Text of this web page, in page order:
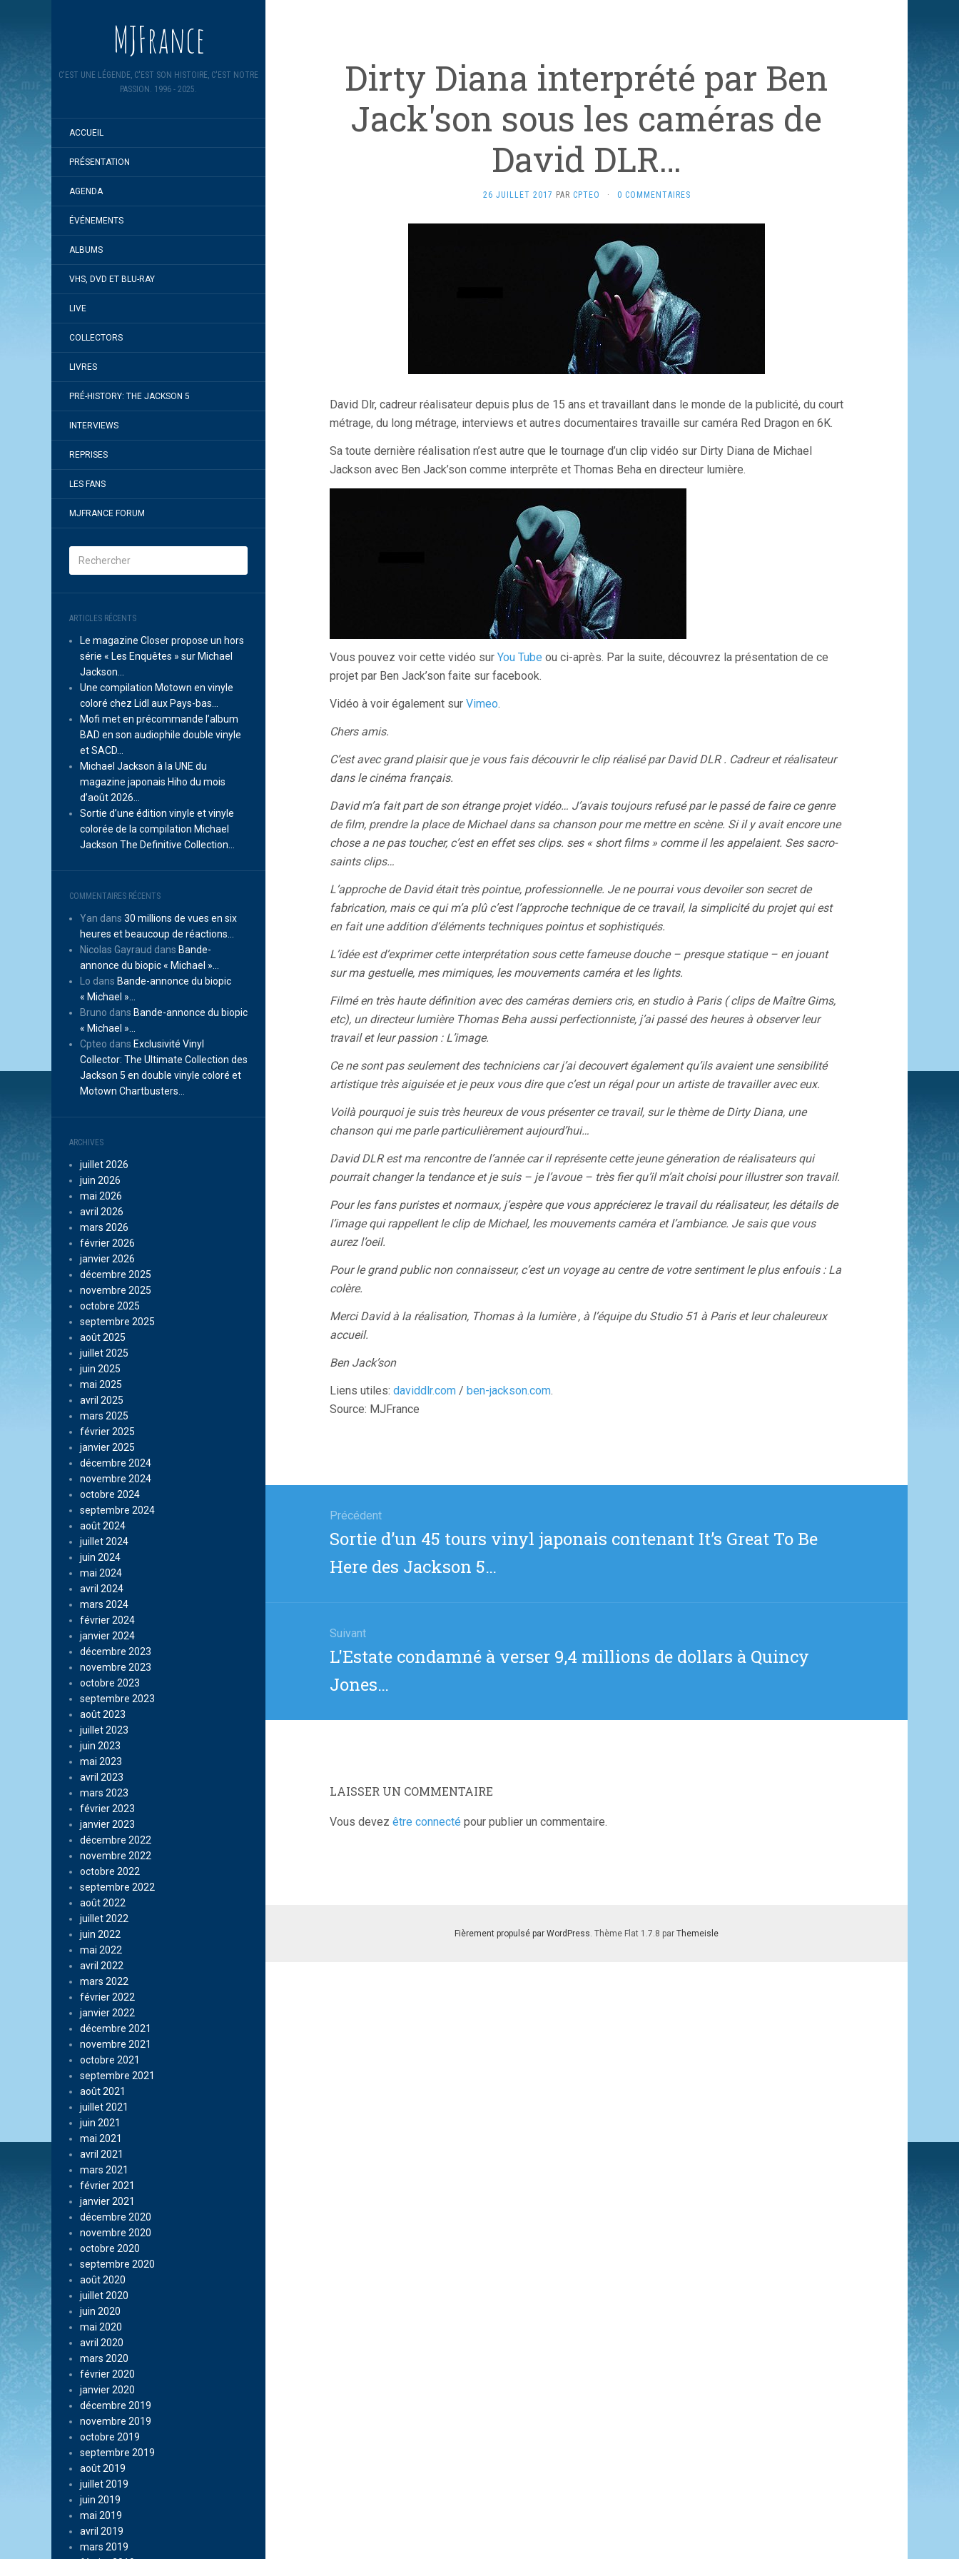
MJFrance
C'EST UNE LÉGENDE, C'EST SON HISTOIRE, C'EST NOTRE
PASSION. 1996 - 2025.
ACCUEIL
PRÉSENTATION
AGENDA
ÉVÉNEMENTS
ALBUMS
VHS, DVD ET BLU-RAY
LIVE
COLLECTORS
LIVRES
PRÉ-HISTORY: THE JACKSON 5
INTERVIEWS
REPRISES
LES FANS
MJFRANCE FORUM
ARTICLES RÉCENTS
Le magazine Closer propose un hors
série « Les Enquêtes » sur Michael
Jackson…
Une compilation Motown en vinyle
coloré chez Lidl aux Pays-bas…
Mofi met en précommande l’album
BAD en son audiophile double vinyle
et SACD…
Michael Jackson à la UNE du
magazine japonais Hiho du mois
d’août 2026…
Sortie d’une édition vinyle et vinyle
colorée de la compilation Michael
Jackson The Definitive Collection…
COMMENTAIRES RÉCENTS
Yan dans 30 millions de vues en six
heures et beaucoup de réactions…
Nicolas Gayraud dans Bande-
annonce du biopic « Michael »…
Lo dans Bande-annonce du biopic
« Michael »…
Bruno dans Bande-annonce du biopic
« Michael »…
Cpteo dans Exclusivité Vinyl
Collector: The Ultimate Collection des
Jackson 5 en double vinyle coloré et
Motown Chartbusters…
ARCHIVES
juillet 2026
juin 2026
mai 2026
avril 2026
mars 2026
février 2026
janvier 2026
décembre 2025
novembre 2025
octobre 2025
septembre 2025
août 2025
juillet 2025
juin 2025
mai 2025
avril 2025
mars 2025
février 2025
janvier 2025
décembre 2024
novembre 2024
octobre 2024
septembre 2024
août 2024
juillet 2024
juin 2024
mai 2024
avril 2024
mars 2024
février 2024
janvier 2024
décembre 2023
novembre 2023
octobre 2023
septembre 2023
août 2023
juillet 2023
juin 2023
mai 2023
avril 2023
mars 2023
février 2023
janvier 2023
décembre 2022
novembre 2022
octobre 2022
septembre 2022
août 2022
juillet 2022
juin 2022
mai 2022
avril 2022
mars 2022
février 2022
janvier 2022
décembre 2021
novembre 2021
octobre 2021
septembre 2021
août 2021
juillet 2021
juin 2021
mai 2021
avril 2021
mars 2021
février 2021
janvier 2021
décembre 2020
novembre 2020
octobre 2020
septembre 2020
août 2020
juillet 2020
juin 2020
mai 2020
avril 2020
mars 2020
février 2020
janvier 2020
décembre 2019
novembre 2019
octobre 2019
septembre 2019
août 2019
juillet 2019
juin 2019
mai 2019
avril 2019
mars 2019
Dirty Diana interprété par Ben
Jack'son sous les caméras de
David DLR…
26 JUILLET 2017 PAR CPTEO · 0 COMMENTAIRES
David Dlr, cadreur réalisateur depuis plus de 15 ans et travaillant dans le monde de la publicité, du court
métrage, du long métrage, interviews et autres documentaires travaille sur caméra Red Dragon en 6K.
Sa toute dernière réalisation n’est autre que le tournage d’un clip vidéo sur Dirty Diana de Michael
Jackson avec Ben Jack’son comme interprête et Thomas Beha en directeur lumière.
Vous pouvez voir cette vidéo sur You Tube ou ci-après. Par la suite, découvrez la présentation de ce
projet par Ben Jack’son faite sur facebook.
Vidéo à voir également sur Vimeo.
Chers amis.
C’est avec grand plaisir que je vous fais découvrir le clip réalisé par David DLR . Cadreur et réalisateur
dans le cinéma français.
David m’a fait part de son étrange projet vidéo… J’avais toujours refusé par le passé de faire ce genre
de film, prendre la place de Michael dans sa chanson pour me mettre en scène. Si il y avait encore une
chose a ne pas toucher, c’est en effet ses clips. ses « short films » comme il les appelaient. Ses sacro-
saints clips…
L’approche de David était très pointue, professionnelle. Je ne pourrai vous devoiler son secret de
fabrication, mais ce qui m’a plû c’est l’approche technique de ce travail, la simplicité du projet qui est
en fait une addition d’éléments techniques pointus et sophistiqués.
L’idée est d’exprimer cette interprétation sous cette fameuse douche – presque statique – en jouant
sur ma gestuelle, mes mimiques, les mouvements caméra et les lights.
Filmé en très haute définition avec des caméras derniers cris, en studio à Paris ( clips de Maître Gims,
etc), un directeur lumière Thomas Beha aussi perfectionniste, j’ai passé des heures à observer leur
travail et leur passion : L’image.
Ce ne sont pas seulement des techniciens car j’ai decouvert également qu’ils avaient une sensibilité
artistique très aiguisée et je peux vous dire que c’est un régal pour un artiste de travailler avec eux.
Voilà pourquoi je suis très heureux de vous présenter ce travail, sur le thème de Dirty Diana, une
chanson qui me parle particulièrement aujourd’hui…
David DLR est ma rencontre de l’année car il représente cette jeune géneration de réalisateurs qui
pourrait changer la tendance et je suis – je l’avoue – très fier qu’il m’ait choisi pour illustrer son travail.
Pour les fans puristes et normaux, j’espère que vous apprécierez le travail du réalisateur, les détails de
l’image qui rappellent le clip de Michael, les mouvements caméra et l’ambiance. Je sais que vous
aurez l’oeil.
Pour le grand public non connaisseur, c’est un voyage au centre de votre sentiment le plus enfouis : La
colère.
Merci David à la réalisation, Thomas à la lumière , à l’équipe du Studio 51 à Paris et leur chaleureux
accueil.
Ben Jack’son
Liens utiles: daviddlr.com / ben-jackson.com.
Source: MJFrance
l’article
Précédent
Article
:
Sortie d’un 45 tours vinyl japonais contenant It’s Great To Be
Here des Jackson 5…
Suivant
Article
:
L'Estate condamné à verser 9,4 millions de dollars à Quincy
Jones…
LAISSER UN COMMENTAIRE
Vous devez être connecté pour publier un commentaire.
Fièrement propulsé par WordPress. Thème Flat 1.7.8 par Themeisle